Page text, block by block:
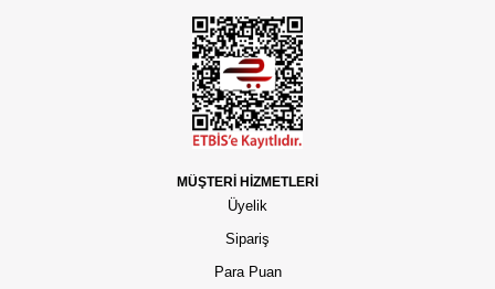
MÜŞTERİ HİZMETLERİ
Üyelik
Sipariş
Para Puan